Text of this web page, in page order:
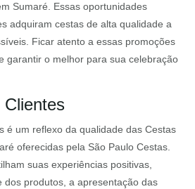
Sumaré. Essas oportunidades
adquiram cestas de alta qualidade a
Ficar atento a essas promoções
garantir o melhor para sua celebração
Clientes
é um reflexo da qualidade das Cestas
oferecidas pela São Paulo Cestas.
suas experiências positivas,
dos produtos, a apresentação das